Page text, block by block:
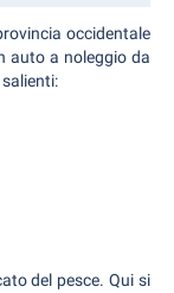
occidentale
auto a noleggio da
del pesce. Qui si